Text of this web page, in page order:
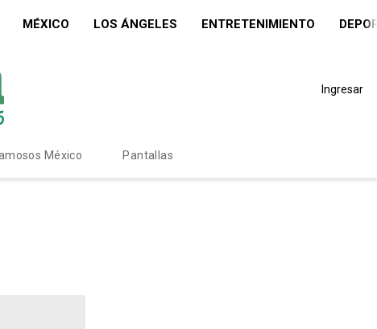
MÉXICO LOS ÁNGELES ENTRETENIMIENTO
Ingresar
México Pantallas